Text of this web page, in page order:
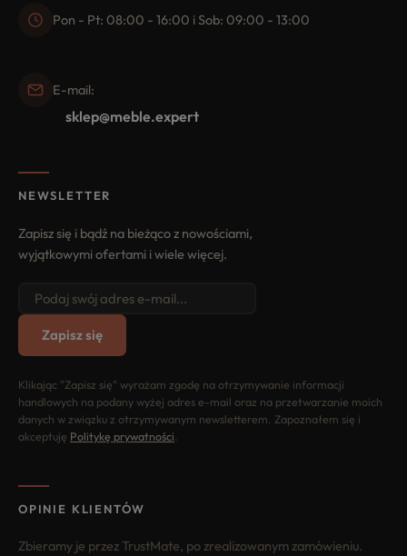
Pon - Pt: 08:00 - 16:00 i Sob: 09:00 - 13:00
E-mail:
sklep@meble.expert
NEWSLETTER
Zapisz się i bądź na bieżąco z nowościami,
wyjątkowymi ofertami i wiele więcej.
Zapisz się
Klikając "Zapisz się" wyrażam zgodę na otrzymywanie informacji
handlowych na podany wyżej adres e-mail oraz na przetwarzanie moich
danych w związku z otrzymywanym newsletterem. Zapoznałem się i
akceptuję Politykę prywatności
OPINIE KLIENTÓW
Zbieramy je przez TrustMate, po zrealizowanym zamówieniu.